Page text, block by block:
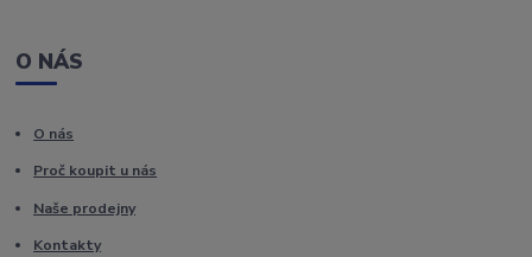
O NÁS
O nás
Proč koupit u nás
Naše prodejny
Kontakty